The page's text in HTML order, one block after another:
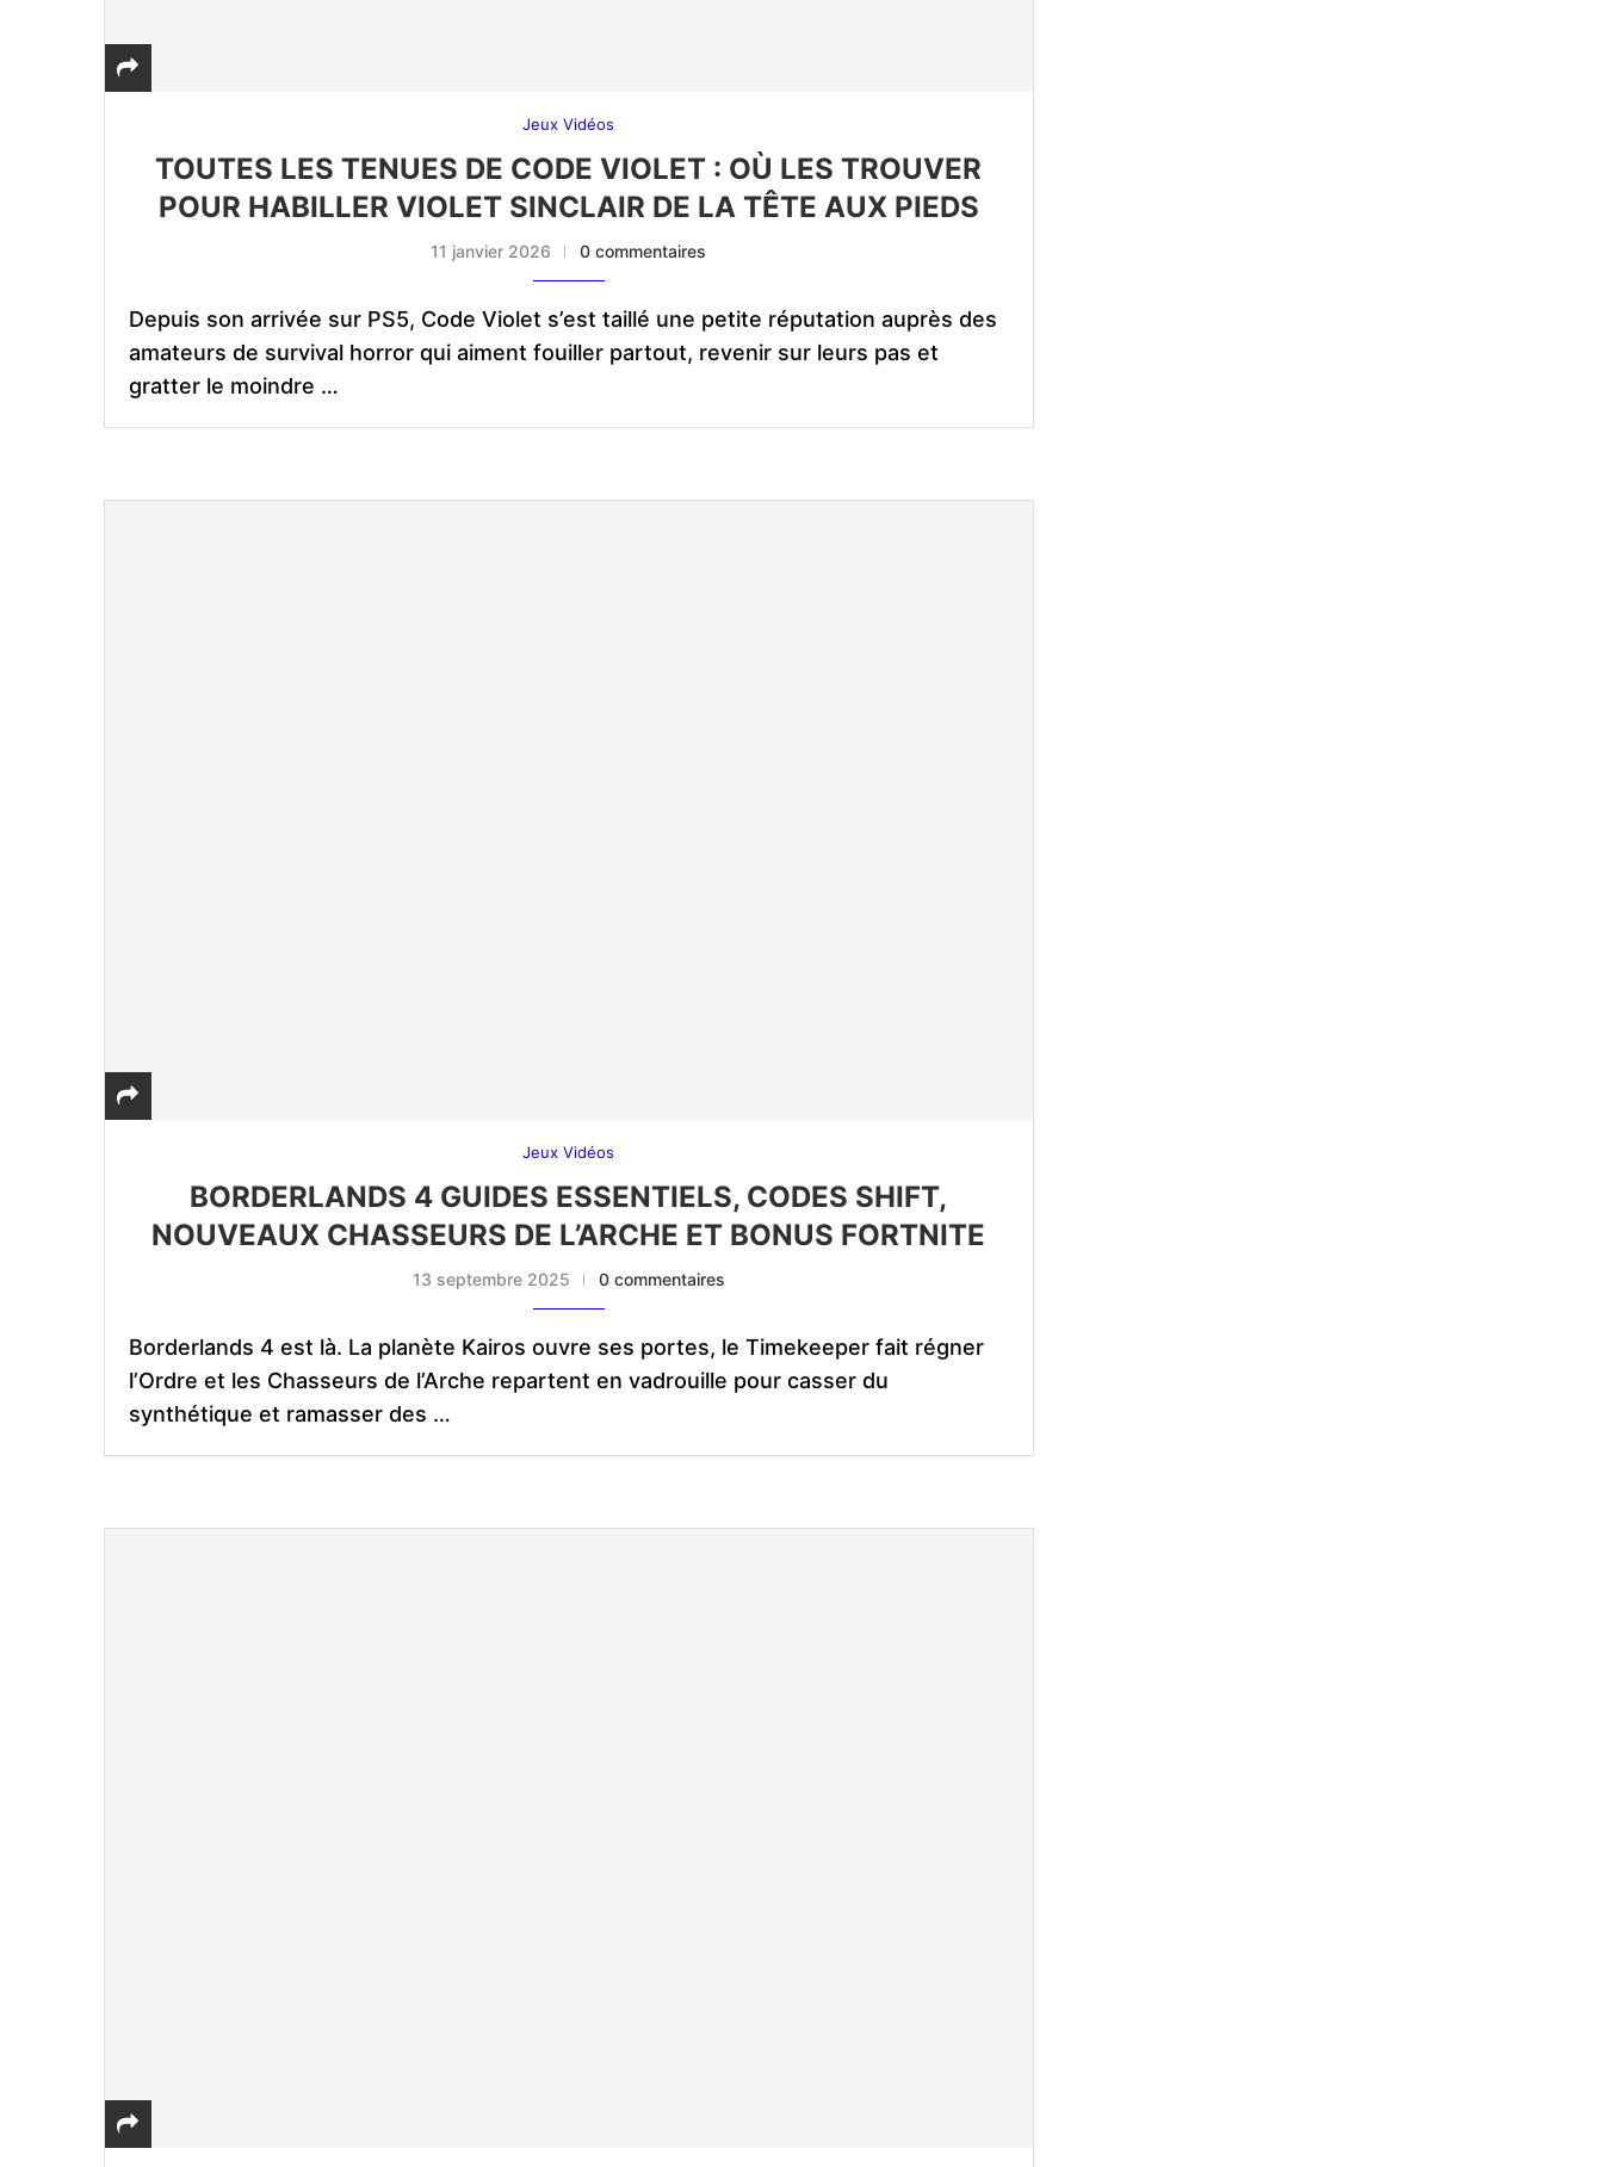
Jeux Vidéos
TOUTES LES TENUES DE CODE VIOLET : OÙ LES TROUVER
POUR HABILLER VIOLET SINCLAIR DE LA TÊTE AUX PIEDS
11 janvier 2026 0 commentaires
Depuis son arrivée sur PS5, Code Violet s’est taillé une petite réputation auprès des
amateurs de survival horror qui aiment fouiller partout, revenir sur leurs pas et
gratter le moindre …
Jeux Vidéos
BORDERLANDS 4 GUIDES ESSENTIELS, CODES SHIFT,
NOUVEAUX CHASSEURS DE L’ARCHE ET BONUS FORTNITE
13 septembre 2025 0 commentaires
Borderlands 4 est là. La planète Kairos ouvre ses portes, le Timekeeper fait régner
l’Ordre et les Chasseurs de l’Arche repartent en vadrouille pour casser du
synthétique et ramasser des …